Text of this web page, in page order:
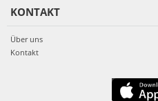
KONTAKT
Über uns
Kontakt